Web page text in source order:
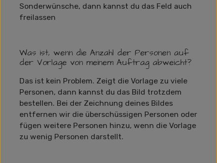
Sonderwünsche, dann kannst du das Feld auch
freilassen
Was ist, wenn die Anzahl der Personen auf
der Vorlage von meinem Auftrag abweicht?
Das ist kein Problem. Zeigt die Vorlage zu viele
Personen, dann kannst du das Bild trotzdem
bestellen. Bei der Zeichnung deines Bildes
entfernen wir die überschüssigen Personen oder
fügen weitere Personen hinzu, wenn die Vorlage
zu wenig Personen darstellt.